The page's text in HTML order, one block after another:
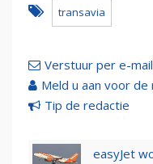
transavia
Verstuur per e-mail
Meld u aan voor
Tip de redactie
easyJet